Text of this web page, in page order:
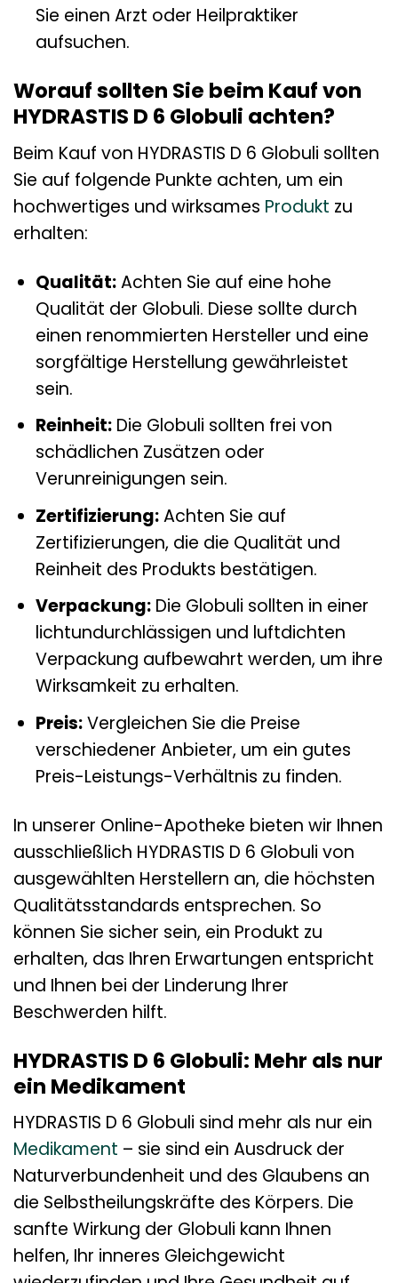
Sie einen Arzt oder Heilpraktiker
aufsuchen.
Worauf sollten Sie beim Kauf von
HYDRASTIS D 6 Globuli achten?
Beim Kauf von HYDRASTIS D 6 Globuli sollten
Sie auf folgende Punkte achten, um ein
hochwertiges und wirksames Produkt zu
erhalten:
Qualität:Achten Sie auf eine hohe
Qualität der Globuli. Diese sollte durch
einen renommierten Hersteller und eine
sorgfältige Herstellung gewährleistet
sein.
Reinheit:Die Globuli sollten frei von
schädlichen Zusätzen oder
Verunreinigungen sein.
Zertifizierung:Achten Sie auf
Zertifizierungen, die die Qualität und
Reinheit des Produkts bestätigen.
Verpackung:Die Globuli sollten in einer
lichtundurchlässigen und luftdichten
Verpackung aufbewahrt werden, um ihre
Wirksamkeit zu erhalten.
Preis:Vergleichen Sie die Preise
verschiedener Anbieter, um ein gutes
Preis-Leistungs-Verhältnis zu finden.
In unserer Online-Apotheke bieten wir Ihnen
ausschließlich HYDRASTIS D 6 Globuli von
ausgewählten Herstellern an, die höchsten
Qualitätsstandards entsprechen. So
können Sie sicher sein, ein Produkt zu
erhalten, das Ihren Erwartungen entspricht
und Ihnen bei der Linderung Ihrer
Beschwerden hilft.
HYDRASTIS D 6 Globuli: Mehr als nur
ein Medikament
HYDRASTIS D 6 Globuli sind mehr als nur ein
Medikament – sie sind ein Ausdruck der
Naturverbundenheit und des Glaubens an
die Selbstheilungskräfte des Körpers. Die
sanfte Wirkung der Globuli kann Ihnen
helfen, Ihr inneres Gleichgewicht